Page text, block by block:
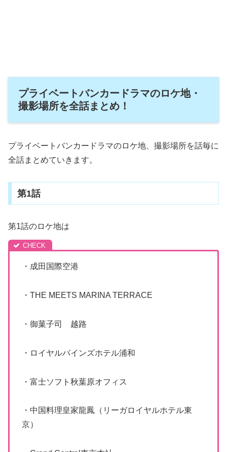
プライベートバンカードラマのロケ地・
撮影場所を全話まとめ！
プライベートバンカードラマのロケ地、撮影場所を話毎に
全話まとめていきます。
第1話
第1話のロケ地は
・成田国際空港
・THE MEETS MARINA TERRACE
・御菓子司 越路
・ロイヤルパインズホテル浦和
・富士ソフト秋葉原オフィス
・中国料理皇家龍鳳（リーガロイヤルホテル東
京）